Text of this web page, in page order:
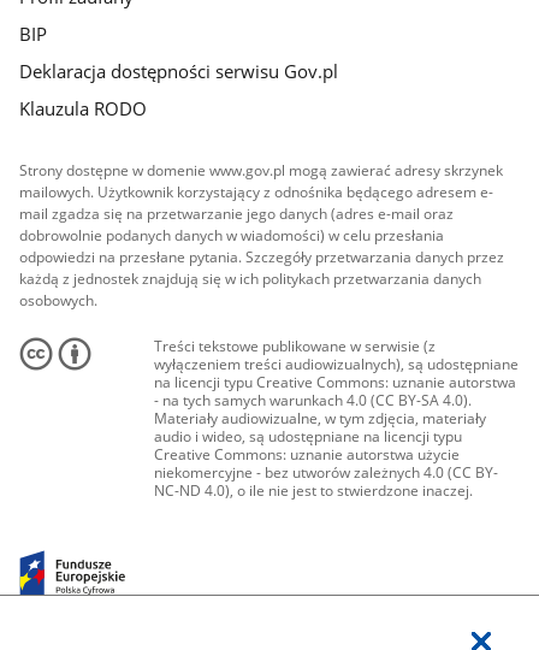
BIP
Deklaracja dostępności serwisu Gov.pl
Klauzula RODO
Strony dostępne w domenie www.gov.pl mogą zawierać adresy skrzynek
mailowych. Użytkownik korzystający z odnośnika będącego adresem e-
mail zgadza się na przetwarzanie jego danych (adres e-mail oraz
dobrowolnie podanych danych w wiadomości) w celu przesłania
odpowiedzi na przesłane pytania. Szczegóły przetwarzania danych przez
każdą z jednostek znajdują się w ich politykach przetwarzania danych
osobowych.
Treści tekstowe publikowane w serwisie (z
wyłączeniem treści audiowizualnych), są udostępniane
na licencji typu Creative Commons: uznanie autorstwa
- na tych samych warunkach 4.0 (CC BY-SA 4.0).
Materiały audiowizualne, w tym zdjęcia, materiały
audio i wideo, są udostępniane na licencji typu
Creative Commons: uznanie autorstwa użycie
niekomercyjne - bez utworów zależnych 4.0 (CC BY-
NC-ND 4.0), o ile nie jest to stwierdzone inaczej.